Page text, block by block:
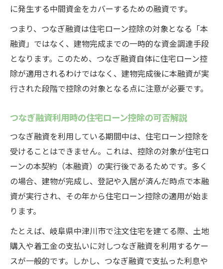
に発生する中間資金をカバーするための融資です。
つまり、つなぎ融資は住宅ローン控除の対象となる「本
融資」ではなく、建物完成までの一時的な資金調達手段
となります。このため、つなぎ融資自体に住宅ローン控
除が適用されるわけではなく、建物完成後に本融資が実
行された段階で控除の対象となる点に注意が必要です。
つなぎ融資利用時の住宅ローン控除の可否解説
つなぎ融資を利用している期間中は、住宅ローン控除を
受けることはできません。これは、控除の対象が住宅ロ
ーンの本契約（本融資）の実行後であるためです。多く
の場合、建物が完成し、登記や入居が済んだ時点で本融
資が実行され、その年から住宅ローン控除の適用が始ま
ります。
たとえば、岐阜県中津川市で注文住宅を建てる際、土地
購入や着工金の支払いに対しつなぎ融資を利用するケー
スが一般的です。しかし、つなぎ融資で支払った利息や